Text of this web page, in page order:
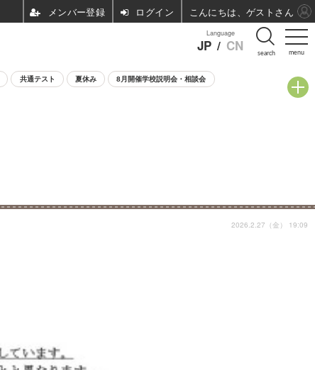
menu
Language
JP / CN search
共通テスト 夏休み 8月開催学校説明会・相談会
2026.2.27（金） 19:09
ログイン こんにちは、ゲストさん